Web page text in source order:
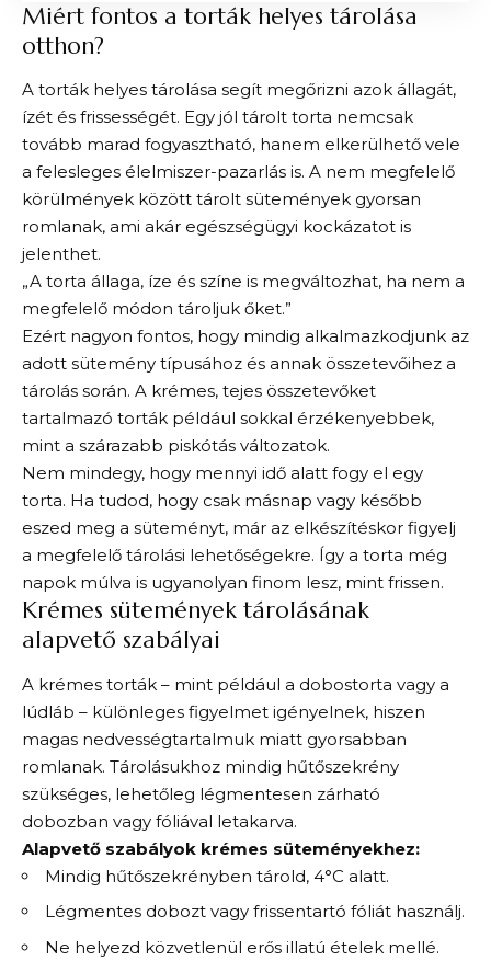
Miért fontos a torták helyes tárolása
otthon?
A torták helyes tárolása segít megőrizni azok állagát,
ízét és frissességét. Egy jól tárolt torta nemcsak
tovább marad fogyasztható, hanem elkerülhető vele
a felesleges élelmiszer-pazarlás is. A nem megfelelő
körülmények között tárolt sütemények gyorsan
romlanak, ami akár egészségügyi kockázatot is
jelenthet.
„A torta állaga, íze és színe is megváltozhat, ha nem a
megfelelő módon tároljuk őket.”
Ezért nagyon fontos, hogy mindig alkalmazkodjunk az
adott sütemény típusához és annak összetevőihez a
tárolás során. A krémes, tejes összetevőket
tartalmazó torták például sokkal érzékenyebbek,
mint a szárazabb piskótás változatok.
Nem mindegy, hogy mennyi idő alatt fogy el egy
torta. Ha tudod, hogy csak másnap vagy később
eszed meg a süteményt, már az elkészítéskor figyelj
a megfelelő tárolási lehetőségekre. Így a torta még
napok múlva is ugyanolyan finom lesz, mint frissen.
Krémes sütemények tárolásának
alapvető szabályai
A krémes torták – mint például a dobostorta vagy a
lúdláb – különleges figyelmet igényelnek, hiszen
magas nedvességtartalmuk miatt gyorsabban
romlanak. Tárolásukhoz mindig hűtőszekrény
szükséges, lehetőleg légmentesen zárható
dobozban vagy fóliával letakarva.
Alapvető szabályok krémes süteményekhez:
Mindig hűtőszekrényben tárold, 4°C alatt.
Légmentes dobozt vagy frissentartó fóliát használj.
Ne helyezd közvetlenül erős illatú ételek mellé.